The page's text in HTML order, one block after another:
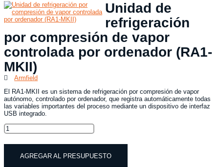
Unidad de
refrigeración
por compresión de vapor
controlada por ordenador (RA1-
MKII)
Armfield
El RA1-MKII es un sistema de refrigeración por compresión de vapor
autónomo, controlado por ordenador, que registra automáticamente todas
las variables importantes del proceso mediante un dispositivo de interfaz
USB integrado.
Unidad
de
compresión
AGREGAR AL PRESUPUESTO